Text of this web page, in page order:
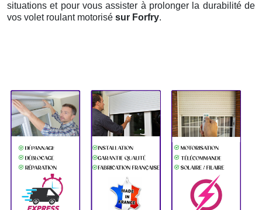
situations et pour vous assister à prolonger la durabilité de
vos volet roulant motorisé sur Forfry.